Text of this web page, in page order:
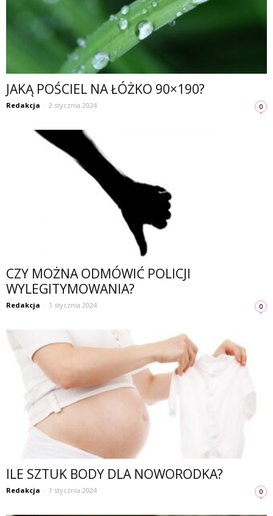
JAKĄ POŚCIEL NA ŁÓŻKO 90×190?
Redakcja - 2 stycznia 2024 0
CZY MOŻNA ODMÓWIĆ POLICJI
WYLEGITYMOWANIA?
Redakcja - 1 stycznia 2024 0
ILE SZTUK BODY DLA NOWORODKA?
Redakcja - 1 stycznia 2024 0